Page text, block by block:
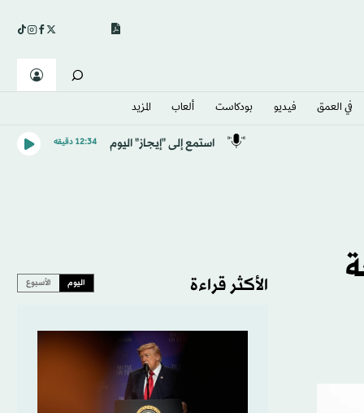
في العمق فيديو بودكاست ألعاب المزيد
استمع إلى "إيجاز" اليوم 12:34 دقيقه
الأكثر قراءة اليوم الأسبوع